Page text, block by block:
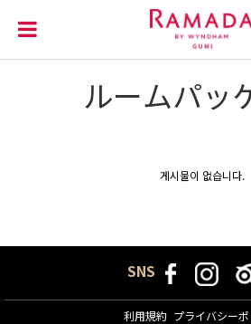
ルームパッ
게시물이 없습니다.
SNS
利用規約 プライバシー